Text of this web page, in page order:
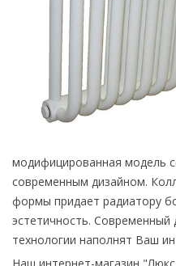
модифицированная модель
современным дизайном.
формы придает радиатору
эстетичность.
технологии наполнят Ваш